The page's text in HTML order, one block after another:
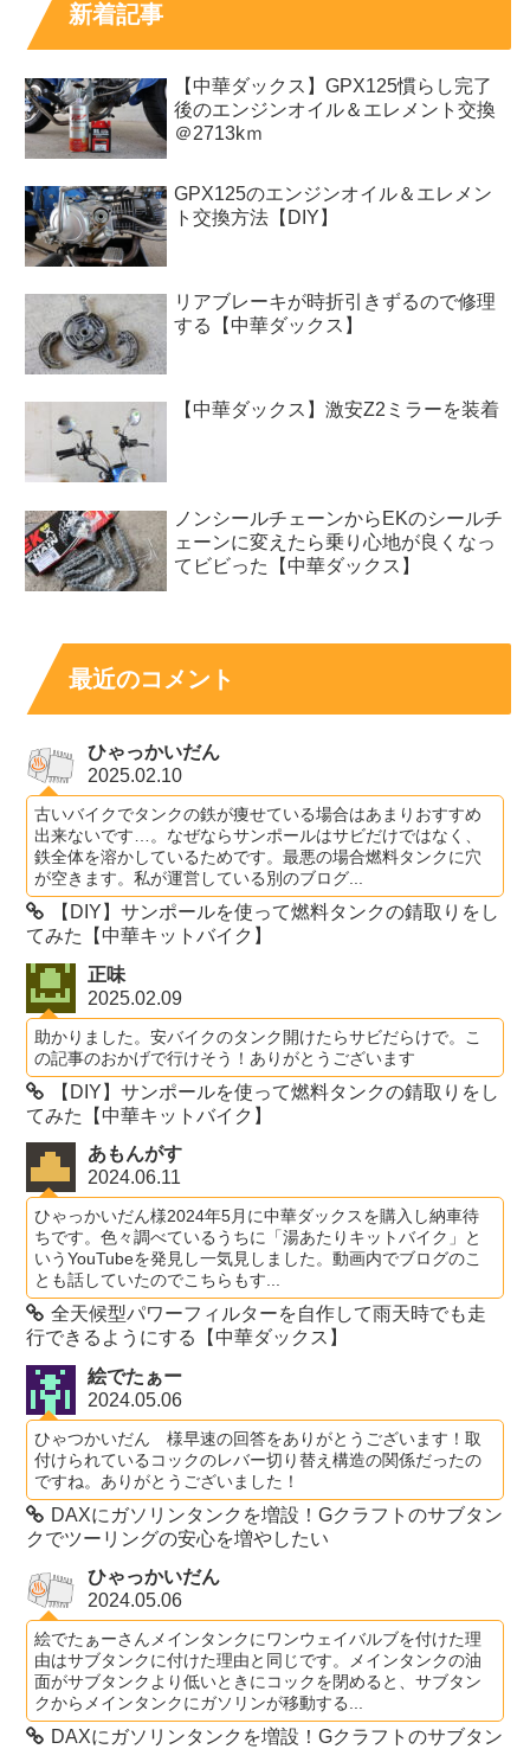
新着記事
【中華ダックス】GPX125慣らし完了
後のエンジンオイル＆エレメント交換
＠2713kｍ
GPX125のエンジンオイル＆エレメン
ト交換方法【DIY】
リアブレーキが時折引きずるので修理
する【中華ダックス】
【中華ダックス】激安Z2ミラーを装着
ノンシールチェーンからEKのシールチ
ェーンに変えたら乗り心地が良くなっ
てビビった【中華ダックス】
最近のコメント
ひゃっかいだん
2025.02.10
古いバイクでタンクの鉄が痩せている場合はあまりおすすめ
出来ないです…。なぜならサンポールはサビだけではなく、
鉄全体を溶かしているためです。最悪の場合燃料タンクに穴
が空きます。私が運営している別のブログ...
【DIY】サンポールを使って燃料タンクの錆取りをし
てみた【中華キットバイク】
正味
2025.02.09
助かりました。安バイクのタンク開けたらサビだらけで。こ
の記事のおかげで行けそう！ありがとうございます
【DIY】サンポールを使って燃料タンクの錆取りをし
てみた【中華キットバイク】
あもんがす
2024.06.11
ひゃっかいだん様2024年5月に中華ダックスを購入し納車待
ちです。色々調べているうちに「湯あたりキットバイク」と
いうYouTubeを発見し一気見しました。動画内でブログのこ
とも話していたのでこちらもす...
全天候型パワーフィルターを自作して雨天時でも走
行できるようにする【中華ダックス】
絵でたぁー
2024.05.06
ひゃつかいだん 様早速の回答をありがとうございます！取
付けられているコックのレバー切り替え構造の関係だったの
ですね。ありがとうございました！
DAXにガソリンタンクを増設！Gクラフトのサブタン
クでツーリングの安心を増やしたい
ひゃっかいだん
2024.05.06
絵でたぁーさんメインタンクにワンウェイバルブを付けた理
由はサブタンクに付けた理由と同じです。メインタンクの油
面がサブタンクより低いときにコックを閉めると、サブタン
クからメインタンクにガソリンが移動する...
DAXにガソリンタンクを増設！Gクラフトのサブタン